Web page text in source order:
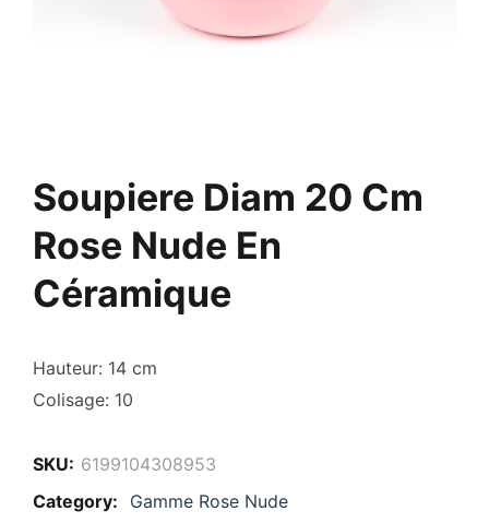
Soupiere Diam 20 Cm
Rose Nude En
Céramique
Hauteur: 14 cm
Colisage: 10
SKU: 6199104308953
Category:
Gamme Rose Nude